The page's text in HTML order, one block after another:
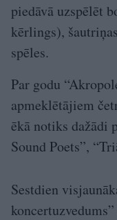
piedāvā uzspēlēt
kērlings),
spēles.
Par godu
apmeklētājiem
ēkā notiks dažādi
Sound Poets”,
Sestdien